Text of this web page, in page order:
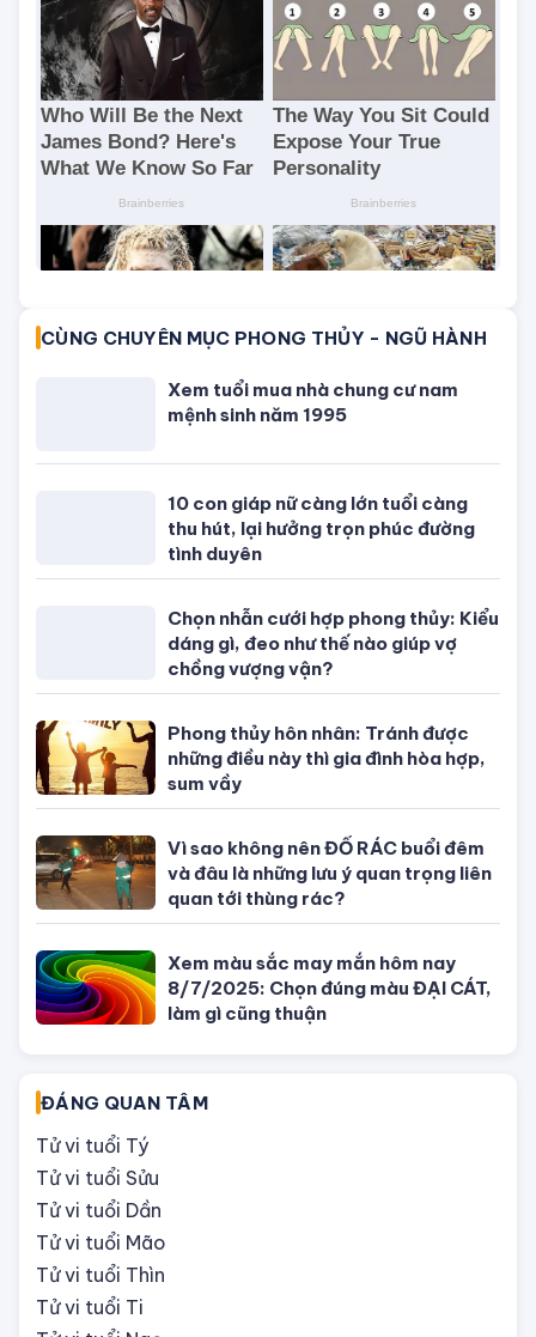
CÙNG CHUYÊN MỤC PHONG THỦY - NGŨ HÀNH
Xem tuổi mua nhà chung cư nam
mệnh sinh năm 1995
10 con giáp nữ càng lớn tuổi càng
thu hút, lại hưởng trọn phúc đường